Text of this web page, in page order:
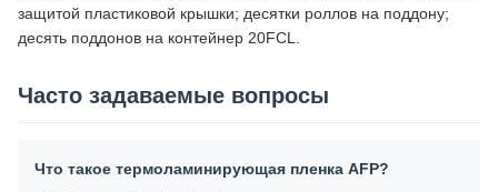
защитой пластиковой крышки; десятки роллов на поддону;
десять поддонов на контейнер 20FCL.
Часто задаваемые вопросы
Что такое термоламинирующая пленка AFP?